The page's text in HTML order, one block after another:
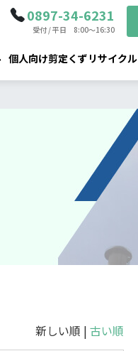
個人向け剪定くずリサイクル
0897-34-6231
受付 / 平日 8:00～16:30
新しい順 | 古い順